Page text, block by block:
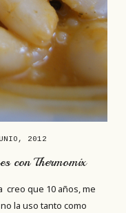
2012
con Thermomix
creo que 10 años, me
la uso tanto como